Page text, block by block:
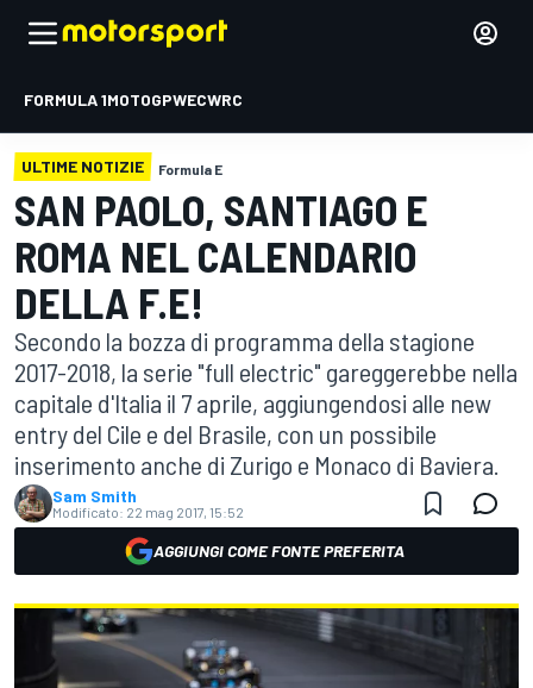
FORMULA 1MOTOGPWECWRC
ULTIME NOTIZIE Formula E
SAN PAOLO, SANTIAGO E
ROMA NEL CALENDARIO
DELLA F.E!
Secondo la bozza di programma della stagione
2017-2018, la serie "full electric" gareggerebbe nella
capitale d'Italia il 7 aprile, aggiungendosi alle new
entry del Cile e del Brasile, con un possibile
inserimento anche di Zurigo e Monaco di Baviera.
Sam Smith
Modificato: 22 mag 2017, 15:52
AGGIUNGI COME FONTE PREFERITA